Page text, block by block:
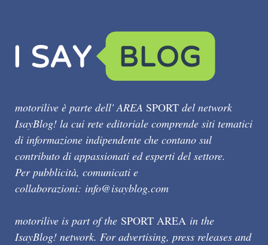
motorilive è parte dell' AREA SPORT del network
IsayBlog! la cui rete editoriale comprende siti tematici
di informazione indipendente che contano sul
contributo di appassionati ed esperti del settore.
Per pubblicità, comunicati e
collaborazioni: info@isayblog.com
motorilive is part of the SPORT AREA in the
IsayBlog! network. For advertising, press releases and